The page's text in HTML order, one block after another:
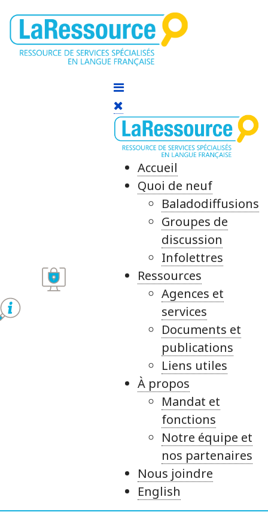
Accueil
Quoi de neuf
Baladodiffusions
Groupes de
discussion
Infolettres
Ressources
Agences et
services
Documents et
publications
Liens utiles
À propos
Mandat et
fonctions
Notre équipe et
nos partenaires
Nous joindre
English